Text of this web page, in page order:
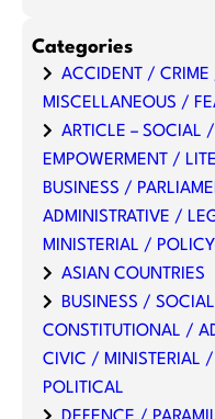
Categories
ACCIDENT /
MISCELLANEOUS /
ARTICLE –
EMPOWERMENT /
BUSINESS /
ADMINISTRATIVE /
MINISTERIAL /
ASIAN COUNTRIES
BUSINESS /
CONSTITUTIONAL /
CIVIC / MINISTERIAL
POLITICAL